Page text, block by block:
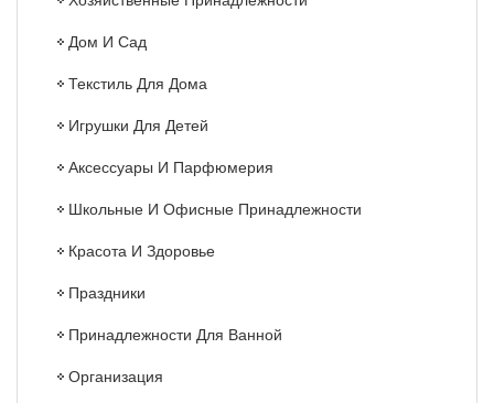
Дом И Сад
Текстиль Для Дома
Игрушки Для Детей
Аксессуары И Парфюмерия
Школьные И Офисные Принадлежности
Красота И Здоровье
Праздники
Принадлежности Для Ванной
Организация